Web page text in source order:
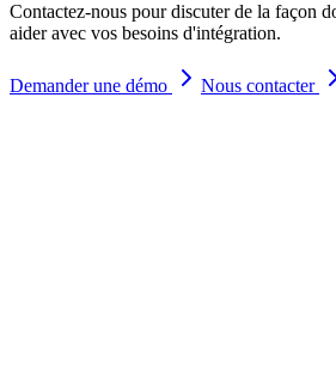
Contactez-nous pour discuter de la façon
aider avec vos besoins d'intégration.
Demander une démo Nous contacter